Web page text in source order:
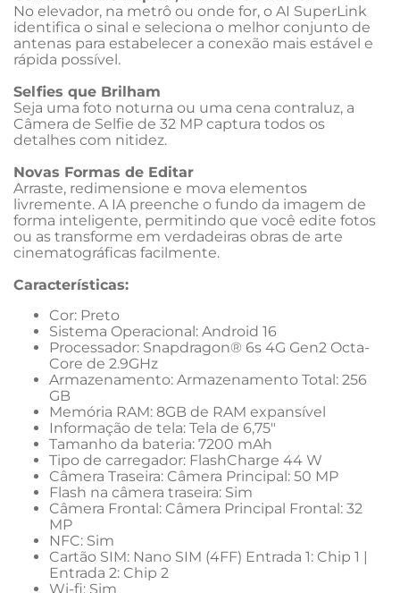
No elevador, na metrô ou onde for, o AI SuperLink
identifica o sinal e seleciona o melhor conjunto de
antenas para estabelecer a conexão mais estável e
rápida possível.
Selfies que Brilham
Seja uma foto noturna ou uma cena contraluz, a
Câmera de Selfie de 32 MP captura todos os
detalhes com nitidez.
Novas Formas de Editar
Arraste, redimensione e mova elementos
livremente. A IA preenche o fundo da imagem de
forma inteligente, permitindo que você edite fotos
ou as transforme em verdadeiras obras de arte
cinematográficas facilmente.
Características:
Cor: Preto
Sistema Operacional: Android 16
Processador: Snapdragon® 6s 4G Gen2 Octa-
Core de 2.9GHz
Armazenamento: Armazenamento Total: 256
GB
Memória RAM: 8GB de RAM expansível
Informação de tela: Tela de 6,75"
Tamanho da bateria: 7200 mAh
Tipo de carregador: FlashCharge 44 W
Câmera Traseira: Câmera Principal: 50 MP
Flash na câmera traseira: Sim
Câmera Frontal: Câmera Principal Frontal: 32
MP
NFC: Sim
Cartão SIM: Nano SIM (4FF) Entrada 1: Chip 1 |
Entrada 2: Chip 2
Wi-fi: Sim